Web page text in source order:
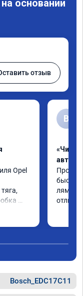
основании
отзыв
Opel
В
«Чип
быстро
лямбде
отлично
Bosch_EDC17C11